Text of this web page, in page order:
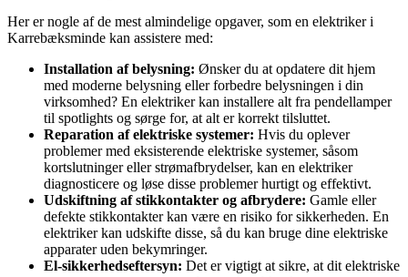
Her er nogle af de mest almindelige opgaver, som en elektriker i
Karrebæksminde kan assistere med:
Installation af belysning: Ønsker du at opdatere dit hjem
med moderne belysning eller forbedre belysningen i din
virksomhed? En elektriker kan installere alt fra pendellamper
til spotlights og sørge for, at alt er korrekt tilsluttet.
Reparation af elektriske systemer: Hvis du oplever
problemer med eksisterende elektriske systemer, såsom
kortslutninger eller strømafbrydelser, kan en elektriker
diagnosticere og løse disse problemer hurtigt og effektivt.
Udskiftning af stikkontakter og afbrydere: Gamle eller
defekte stikkontakter kan være en risiko for sikkerheden. En
elektriker kan udskifte disse, så du kan bruge dine elektriske
apparater uden bekymringer.
El-sikkerhedseftersyn: Det er vigtigt at sikre, at dit elektriske